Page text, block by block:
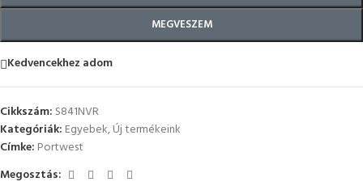
MEGVESZEM
Kedvencekhez adom
Cikkszám: S841NVR
Kategóriák: Egyebek,Új termékeink
Címke: Portwest
Megosztás: